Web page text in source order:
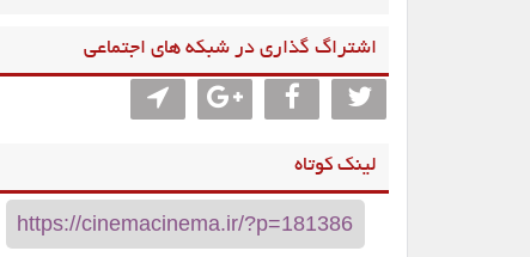
اشتراگ گذاری در شبکه های اجتماعی
لینک کوتاه